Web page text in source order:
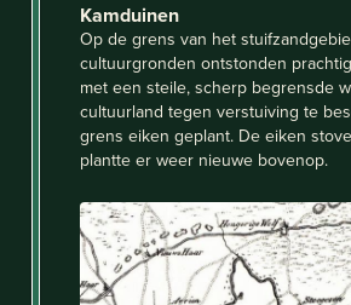
Kamduinen
Op de grens van het
cultuurgronden ontstonden
met een steile, scherp begrensde
cultuurland tegen verstuiving te
grens eiken geplant. De eiken
plantte er weer nieuwe bovenop.